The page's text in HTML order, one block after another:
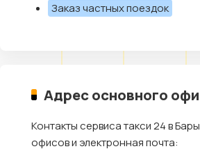
Заказ частных поездок
Адрес основного
Контакты сервиса такси 24 в
офисов и электронная почта: